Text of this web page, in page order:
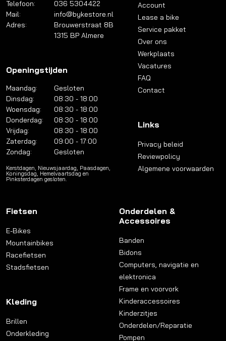
Telefoon:
036 5304422
Mail:
info@bykestore.nl
Adres:
Brouwerstraat 8B
1315 BP Almere
Openingstijden
Maandag:
Gesloten
Dinsdag:
08:30 - 18:00
Woensdag:
08:30 - 18:00
Donderdag:
08:30 - 18:00
Vrijdag:
08:30 - 18:00
Zaterdag:
09:00 - 17:00
Zondag:
Gesloten
Kerstdagen, Nieuwsjaardag, Paasdagen,
Koningsdag, Hemelvaartsdag en
Pinksterdagen gesloten.
Account
Lease a bike
Service pakket
Over ons
Werkplaats
Vacatures
FAQ
Contact
Links
Privacy beleid
Reviewpolicy
Algemene voorwaarden
Fietsen
E-Bikes
Mountainbikes
Racefietsen
Stadsfietsen
Kleding
Brillen
Onderkleding
Onderdelen &
Accessoires
Banden
Bidons
Computers, navigatie en
elektronica
Frame en voorvork
Kinderaccessoires
Kinderzitjes
Onderdelen/Reparatie
Pompen